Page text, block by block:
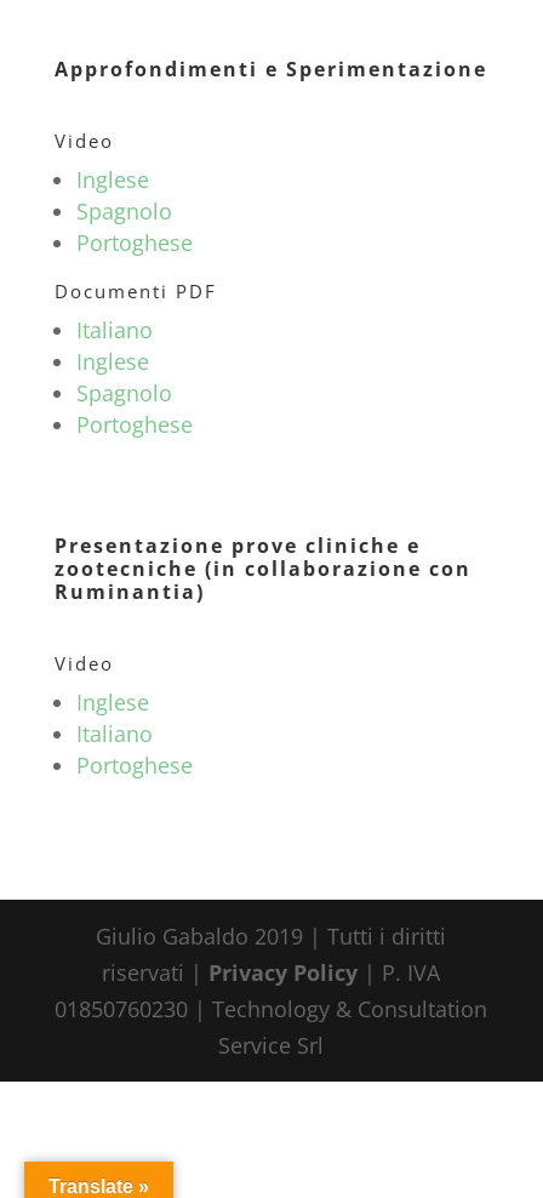
Approfondimenti e Sperimentazione
Video
Inglese
Spagnolo
Portoghese
Documenti PDF
Italiano
Inglese
Spagnolo
Portoghese
Presentazione prove cliniche e
zootecniche (in collaborazione con
Ruminantia)
Video
Inglese
Italiano
Portoghese
Giulio Gabaldo 2019 | Tutti i diritti
riservati | Privacy Policy | P. IVA
01850760230 | Technology & Consultation
Service Srl
Translate »